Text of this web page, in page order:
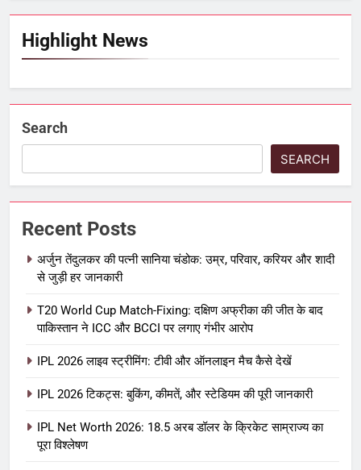
Highlight News
Search
SEARCH
Recent Posts
अर्जुन तेंदुलकर की पत्नी सानिया चंडोक: उम्र, परिवार, करियर और शादी
से जुड़ी हर जानकारी
T20 World Cup Match-Fixing: दक्षिण अफ्रीका की जीत के बाद
पाकिस्तान ने ICC और BCCI पर लगाए गंभीर आरोप
IPL 2026 लाइव स्ट्रीमिंग: टीवी और ऑनलाइन मैच कैसे देखें
IPL 2026 टिकट्स: बुकिंग, कीमतें, और स्टेडियम की पूरी जानकारी
IPL Net Worth 2026: 18.5 अरब डॉलर के क्रिकेट साम्राज्य का
पूरा विश्लेषण
IPL Net Worth 2026: 18.5 अरब डॉलर